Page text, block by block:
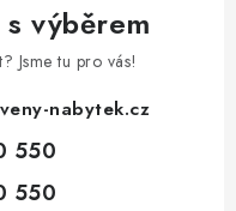
s výběrem
Jsme tu pro vás!
nabytek.cz
550
550